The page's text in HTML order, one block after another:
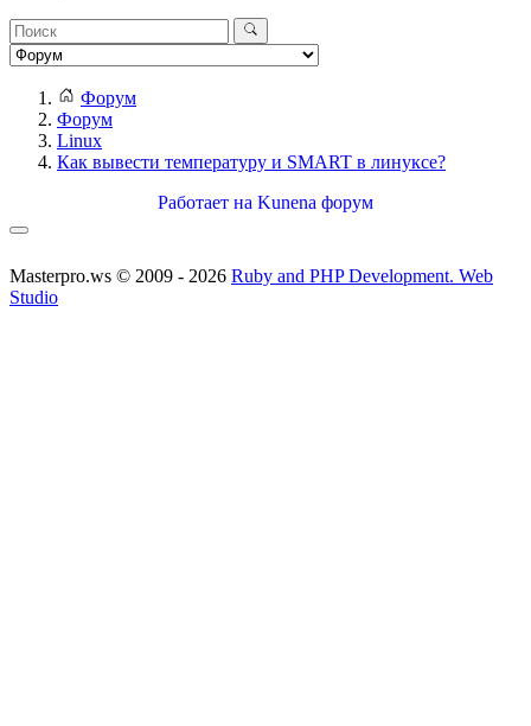
Форум
Форум
Linux
Как вывести температуру и SMART в линуксе?
Работает на Kunena форум
Masterpro.ws © 2009 - 2026 Ruby and PHP Development. Web
Studio